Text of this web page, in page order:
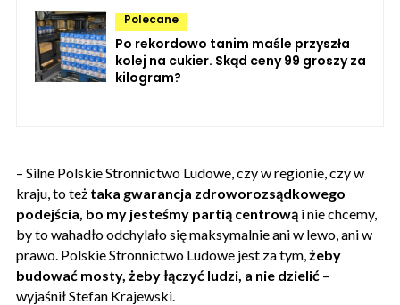
Polecane
Po rekordowo tanim maśle przyszła
kolej na cukier. Skąd ceny 99 groszy za
kilogram?
– Silne Polskie Stronnictwo Ludowe, czy w regionie, czy w
kraju, to też taka gwarancja zdroworozsądkowego
podejścia, bo my jesteśmy partią centrową i nie chcemy,
by to wahadło odchylało się maksymalnie ani w lewo, ani w
prawo. Polskie Stronnictwo Ludowe jest za tym, żeby
budować mosty, żeby łączyć ludzi, a nie dzielić –
wyjaśnił Stefan Krajewski.